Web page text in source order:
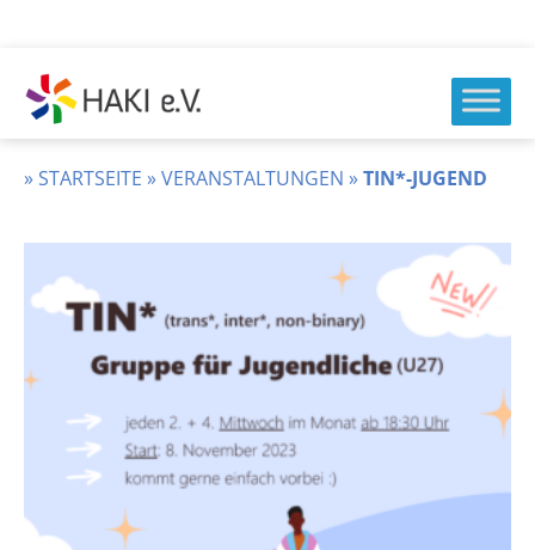
Inhalt
springen
HAKI
e.v.
»STARTSEITE »VERANSTALTUNGEN »TIN*-JUGEND